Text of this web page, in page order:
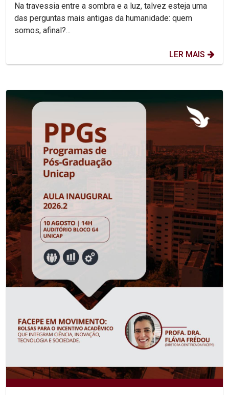
Na travessia entre a sombra e a luz, talvez esteja uma
das perguntas mais antigas da humanidade: quem
somos, afinal?...
LER MAIS